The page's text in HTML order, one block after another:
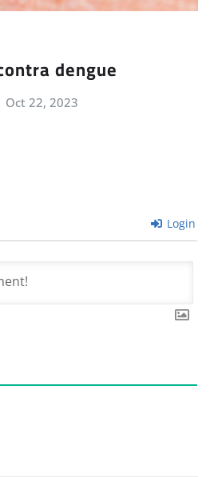
dengue
Oct 22, 2023
Login